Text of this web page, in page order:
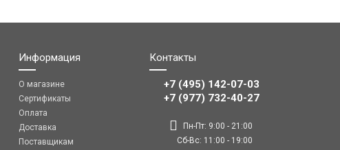
Информация
О магазине
Сертификаты
Оплата
Доставка
Поставщикам
Контакты
+7 (495) 142-07-03
‎‎+7 (977) 732-40-27
Пн-Пт: 9:00 - 21:00
Сб-Вс: 11:00 - 19:00